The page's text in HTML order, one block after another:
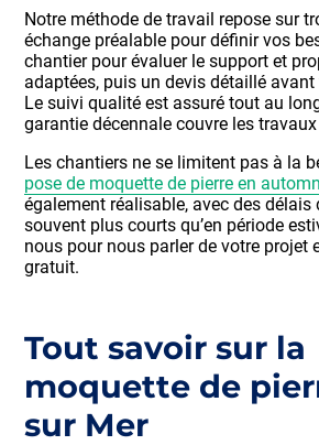
Notre méthode de travail repose sur
échange préalable pour définir vos
chantier pour évaluer le support et
adaptées, puis un devis détaillé
Le suivi qualité est assuré tout au
garantie décennale couvre les
Les chantiers ne se limitent pas à la
pose de moquette de pierre en
également réalisable, avec des délais
souvent plus courts qu’en période
nous pour nous parler de votre projet
gratuit.
Tout savoir sur la
moquette de
sur Mer